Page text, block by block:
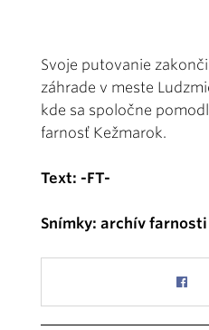
Svoje putovanie
záhrade v meste
kde sa spoločne
farnosť Kežmarok.
Text: -FT-
Snímky: archív